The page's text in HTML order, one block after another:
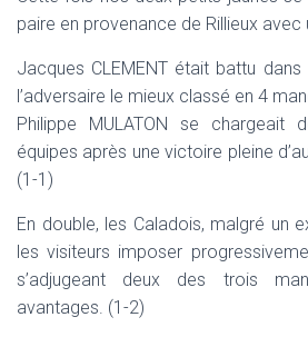
paire en provenance de Rillieux avec
Jacques CLEMENT était battu
l’adversaire le mieux classé en 4
Philippe MULATON se chargeait
équipes après une victoire pleine
(1-1)
En double, les Caladois, malgré un
les visiteurs imposer
s’adjugeant deux des trois
avantages. (1-2)